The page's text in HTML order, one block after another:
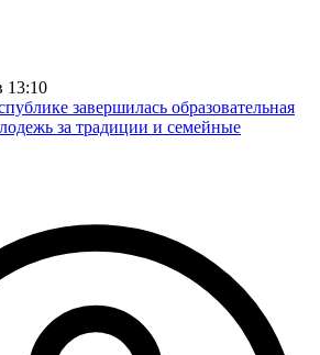
13:10
завершилась образовательная
за традиции и семейные